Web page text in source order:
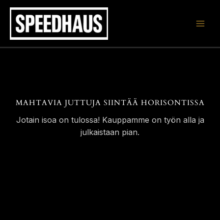
Siirry
sisältöön
MAHTAVIA JUTTUJA SIINTÄÄ HORISONTISSA
Jotain isoa on tulossa! Kauppamme on työn alla ja
julkaistaan pian.